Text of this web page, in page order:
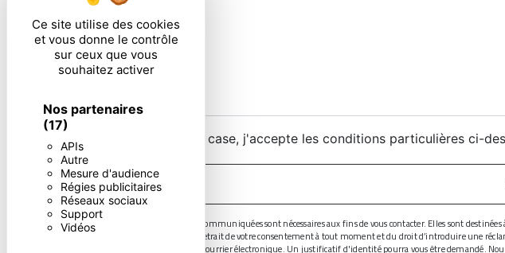
Ce site utilise des cookies
et vous donne le contrôle
sur ceux que vous
souhaitez activer
Nos partenaires
(17)
APIs
Autre
Mesure d'audience
Régies publicitaires
Réseaux sociaux
Support
Vidéos
En cochant cette case, j'accepte les conditions particulières ci-
** Les données personnelles communiquées sont nécessaires aux fins de vous contacter. Elles sont
limitation, d’opposition, de retrait de votre consentement à tout moment et du droit d’introduire une
droits par voie postale ou par courrier électronique. Un justificatif d'identité pourra vous être demandé.